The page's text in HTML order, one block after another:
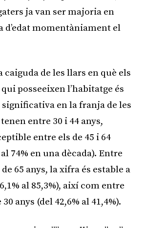
ja van ser majoria en
d’edat momentàniament el
caiguda de les llars en què els
posseeixen l’habitatge és
en la franja de les
entre 30 i 44 anys,
entre els de 45 i 64
74% en una dècada). Entre
65 anys, la xifra és estable a
al 85,3%), així com entre
anys (del 42,6% al 41,4%).